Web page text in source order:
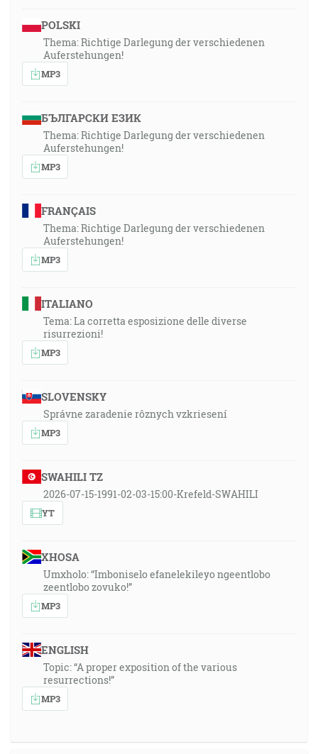
POLSKI
Thema: Richtige Darlegung der verschiedenen
Auferstehungen!
MP3
БЪЛГАРСКИ ЕЗИК
Thema: Richtige Darlegung der verschiedenen
Auferstehungen!
MP3
FRANÇAIS
Thema: Richtige Darlegung der verschiedenen
Auferstehungen!
MP3
ITALIANO
Tema: La corretta esposizione delle diverse
risurrezioni!
MP3
SLOVENSKY
Správne zaradenie rôznych vzkriesení
MP3
SWAHILI TZ
2026-07-15-1991-02-03-15:00-Krefeld-SWAHILI
YT
XHOSA
Umxholo: “Imboniselo efanelekileyo ngeentlobo
zeentlobo zovuko!”
MP3
ENGLISH
Topic: “A proper exposition of the various
resurrections!”
MP3